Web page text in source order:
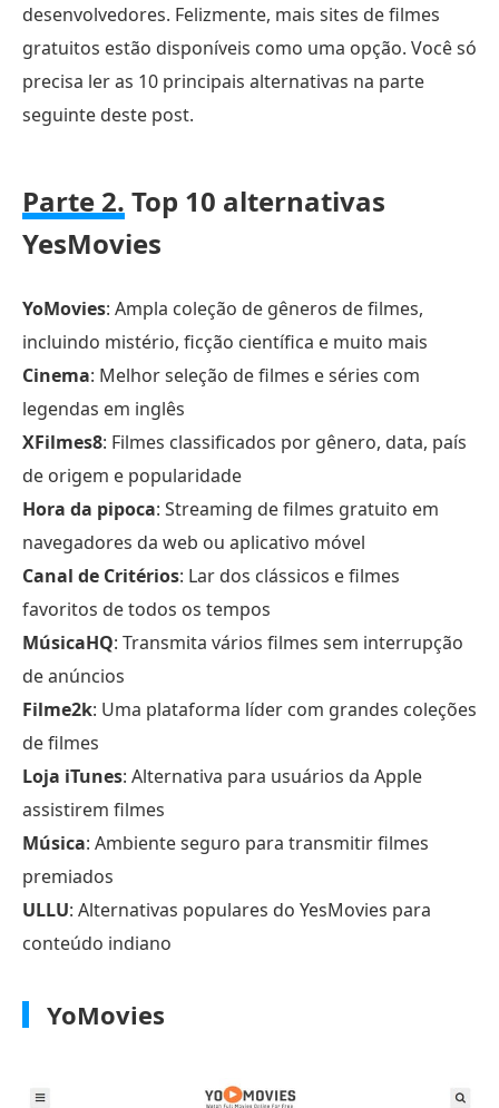
desenvolvedores. Felizmente, mais sites de filmes
gratuitos estão disponíveis como uma opção. Você só
precisa ler as 10 principais alternativas na parte
seguinte deste post.
Parte 2. Top 10 alternativas
YesMovies
YoMovies: Ampla coleção de gêneros de filmes,
incluindo mistério, ficção científica e muito mais
Cinema: Melhor seleção de filmes e séries com
legendas em inglês
XFilmes8: Filmes classificados por gênero, data, país
de origem e popularidade
Hora da pipoca: Streaming de filmes gratuito em
navegadores da web ou aplicativo móvel
Canal de Critérios: Lar dos clássicos e filmes
favoritos de todos os tempos
MúsicaHQ: Transmita vários filmes sem interrupção
de anúncios
Filme2k: Uma plataforma líder com grandes coleções
de filmes
Loja iTunes: Alternativa para usuários da Apple
assistirem filmes
Música: Ambiente seguro para transmitir filmes
premiados
ULLU: Alternativas populares do YesMovies para
conteúdo indiano
YoMovies